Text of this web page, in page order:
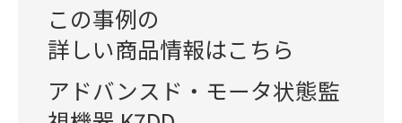
この事例の
詳しい商品情報はこちら
アドバンスド・モータ状態監